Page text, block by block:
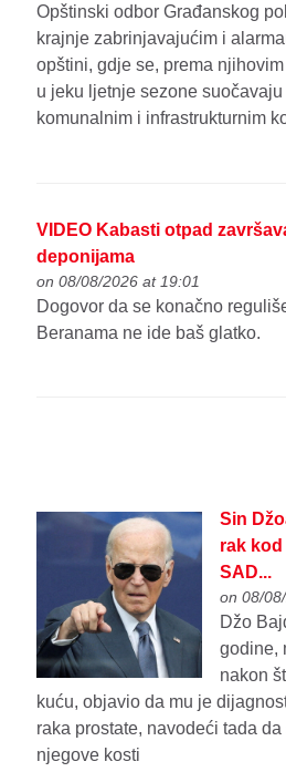
Opštinski odbor Građanskog
krajnje zabrinjavajućim i
opštini, gdje se, prema
u jeku ljetnje sezone
komunalnim i infrastrukturnim
VIDEO Kabasti otpad
deponijama
on 08/08/2026 at 19:01
Dogovor da se konačno
Beranama ne ide baš glatko.
Sin
rak
SAD...
on 08/
Džo
godine,
nakon
kuću, objavio da mu je
raka prostate, navodeći tada
njegove kosti